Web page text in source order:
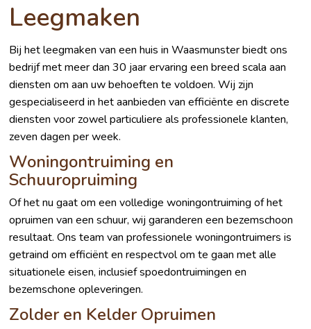
Leegmaken
Bij het leegmaken van een huis in Waasmunster biedt ons
bedrijf met meer dan 30 jaar ervaring een breed scala aan
diensten om aan uw behoeften te voldoen. Wij zijn
gespecialiseerd in het aanbieden van efficiënte en discrete
diensten voor zowel particuliere als professionele klanten,
zeven dagen per week.
Woningontruiming en
Schuuropruiming
Of het nu gaat om een volledige woningontruiming of het
opruimen van een schuur, wij garanderen een bezemschoon
resultaat. Ons team van professionele woningontruimers is
getraind om efficiënt en respectvol om te gaan met alle
situationele eisen, inclusief spoedontruimingen en
bezemschone opleveringen.
Zolder en Kelder Opruimen